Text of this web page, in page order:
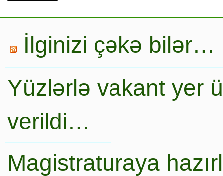
İlginizi çəkə bilər…
Yüzlərlə vakant yer
verildi…
Magistraturaya